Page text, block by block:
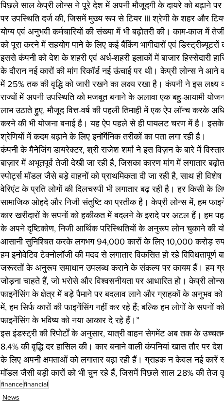
पिछले साल केप्री लोन्स ने पूरे देश में अपनी मौजूदगी के दायरे को बढ़ाने पर
पर उपस्थिति दर्ज की, जिसमें मुख्य रूप से टियर III श्रेणी के शहर और
योग्य एवं अनुभवी कर्मचारियों की संख्या में भी बढ़ोतरी की। काम-काज में
को पूरा करने में सहयोग पाने के लिए कई बैंकिंग भागीदारों एवं
इससे कंपनी को देश के शहरी एवं अर्ध-शहरी इलाकों में बाजार हिस्सेदारी
के दौरान नई कारों की मांग रिकॉर्ड नई ऊंचाई पर थी। केप्री लोन्स ने
में 25% तक की वृद्धि को जारी रखने का लक्ष्य रखा है। कंपनी ने इस लक्ष्य
राज्यों में अपनी उपस्थिति को मजबूत बनाने के अलावा एक बहु-आयामी
लाभ उठाते हुए, मौजूद वित्त-वर्ष की पहली तिमाही में एक ऐप लॉन्च करके
करने की भी योजना बनाई है। यह ऐप पहले से ही पायलट चरण में है। इसके
श्रेणियों में कदम बढ़ाने के लिए इनॉर्गेनिक तरीकों का पता लगा रही है।
कंपनी के मैनेजिंग डायरेक्टर, श्री राजेश शर्मा ने इस विज़न के बारे में
बाज़ार में अभूतपूर्व तेजी देखी जा रही है, जिसका कारण मांग में लगातार
स्पोर्ट्स मॉडल जैसे बड़े वाहनों को प्राथमिकता दी जा रही है, साथ ही
वेरिएंट के प्रति लोगों की दिलचस्पी भी लगातार बढ़ रही है। हर किसी के
सामाजिक ओहदे और निजी संतुष्टि का प्रतीक है। केप्री लोन्स में, हम
कार खरीदारों के सपनों को हकीकत में बदलने के इरादे पर अटल हैं। हम
के अपने दृष्टिकोण, निजी आर्थिक परिस्थितियों के अनुरूप लोन चुकाने की
आसानी सुनिश्चित करके लगभग 94,000 कारों के लिए 10,000 करोड़
हम इनोवेटिव टेक्नोलॉजी की मदद से लगातार विकसित हो रहे
जरूरतों के अनुरूप समाधान उपलब्ध कराने के संकल्प पर कायम हैं। हम
जोड़ना चाहते हैं, जो भरोसे और विश्वसनीयता पर आधारित हो। केप्री
फाइनेंसिंग के क्षेत्र में बड़े पैमाने पर बदलाव लाने और ग्राहकों के अनुभव
में, हम सिर्फ कारों की फाइनेंसिंग नहीं कर रहे हैं; बल्कि हम लोगों के
फाइनेंसिंग के भविष्य को नया आकार दे रहे हैं।”
इस इंडस्ट्री की रिपोर्टों के अनुसार, यात्री वाहन सेगमेंट अब तक के
8.4% की वृद्धि दर हासिल की। कार बनाने वाली कंपनियां खास तौर पर
के लिए अपनी क्षमताओं को लगातार बढ़ा रही हैं। ग्राहक न केवल नई कारें
मॉडल जैसी बड़ी कारों को भी चुन रहे हैं, जिसमें पिछले साल 28% की तेज
financefinancial
News